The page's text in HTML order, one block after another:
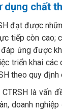
dụng chất
đạt được
tiếp còn cao;
ứng được
triển khai
theo quy
là vấn
doanh